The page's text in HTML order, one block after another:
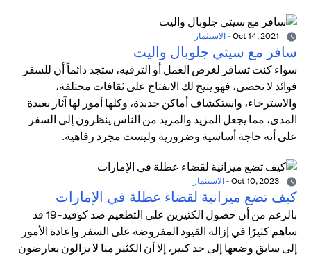
- الاستثمار
سافر مع سيتي جلوبال واليت
سواء كنت تسافر لغرض العمل أو الترفيه، ستجد دائماً أن للسفر
فوائد لا تحصى، فهو يتيح لك الانفتاح على ثقافات مختلفة،
والاسترخاء، واستكشاف أماكن جديدة، وكلها أمور لها آثار بعيدة
المدى، مما يجعل المزيد والمزيد من الناس ينظرون إلى السفر
على أنه حاجة أساسية وضرورية وليست مجرد رفاهية.
- الاستثمار
كيف تضع ميزانية لقضاء عطلة في الإمارات
بالرغم من أن حصول الكثيرين على التطعيم ضد كوفيد-19 قد
ساهم كثيرًا في إزالة القيود المفروضة على السفر وإعادة الأمور
إلى سابق وضعها إلى حد كبير، إلا أن الكثير منا لا يزالون يعارضون